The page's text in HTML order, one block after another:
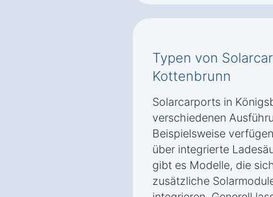
Typen von
Kottenbrunn
Solarcarports in
verschiedenen
Beispielsweise
über integrierte
gibt es Modelle, die
zusätzliche